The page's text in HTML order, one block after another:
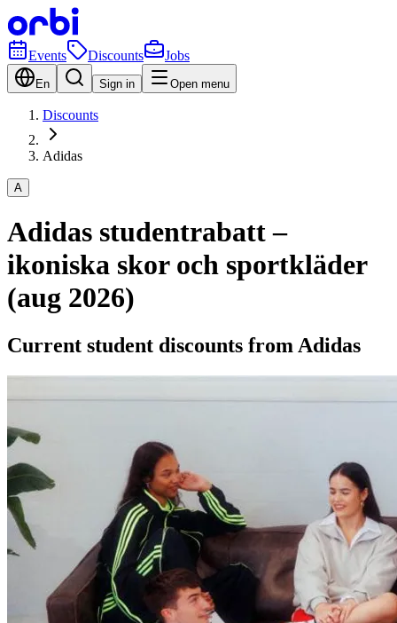
Events Discounts Jobs
En Sign in Open menu
Discounts
Adidas
A
Adidas studentrabatt –
ikoniska skor och sportkläder
(aug 2026)
Current student discounts from Adidas